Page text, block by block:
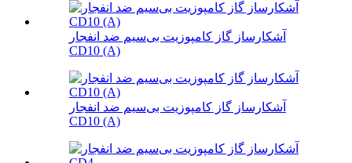
آشکارساز گاز کامپوزیت بی‌سیم ضد انفجار
CD10 (A)
آشکارساز گاز کامپوزیت بی‌سیم ضد انفجار
CD10 (A)